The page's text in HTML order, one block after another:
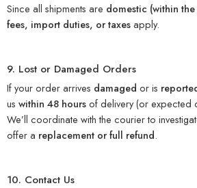
Since all shipments are domestic (within the
fees, import duties, or taxesapply.
9. Lost or Damaged Orders
If your order arrives damaged or is
us within 48 hoursof delivery (or expected
We’ll coordinate with the courier to
offer a replacement or full refund.
10. Contact Us